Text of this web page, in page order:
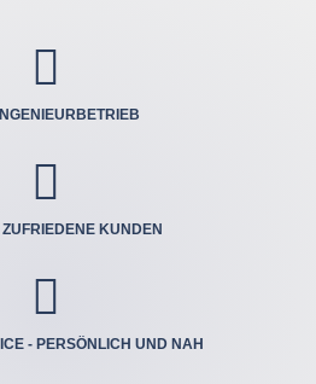


KUNDEN

- PERSÖNLICH UND NAH